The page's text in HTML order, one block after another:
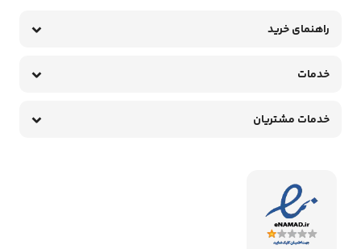
راهنمای خرید
خدمات
خدمات مشتریان